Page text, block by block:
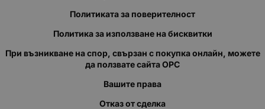
Политиката за поверителност
Политика за използване на бисквитки
При възникване на спор, свързан с покупка онлайн, можете
да ползвате сайта ОРС
Вашите права
Отказ от сделка